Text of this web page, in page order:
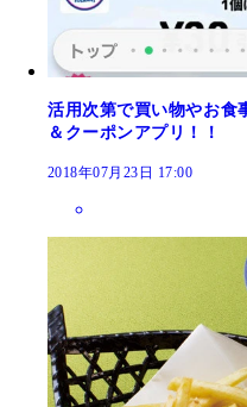
活用次第で買い物やお
＆クーポンアプリ！！
2018年07月23日 17:00